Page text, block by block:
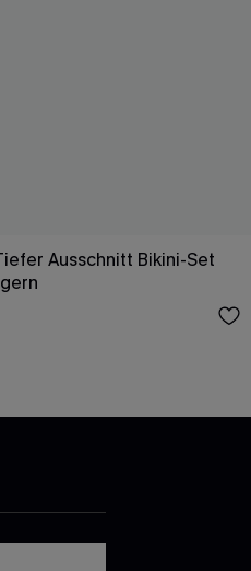
Ausschnitt Bikini-Set